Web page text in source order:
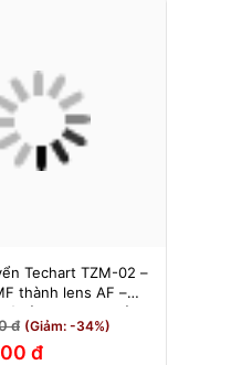
Techart TZM-02 –
thành lens AF –
ảnh Nikon Z sử
kính ngàm Leica M
đ (Giảm: -34%)
đ